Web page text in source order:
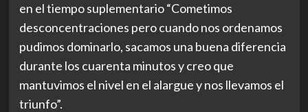
en el tiempo suplementario “Cometimos
desconcentraciones pero cuando nos ordenamos
pudimos dominarlo, sacamos una buena diferencia
durante los cuarenta minutos y creo que
mantuvimos el nivel en el alargue y nos llevamos el
triunfo”.